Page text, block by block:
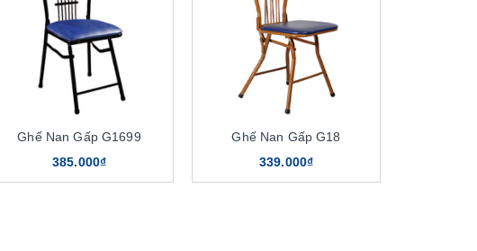
Ghế Nan Gấp G1699
385.000₫
Ghế Nan Gấp G18
339.000₫